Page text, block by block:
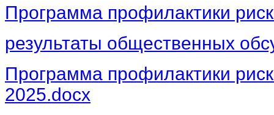
Программа профилактики
результаты общественных
Программа профилактики
2025.docx